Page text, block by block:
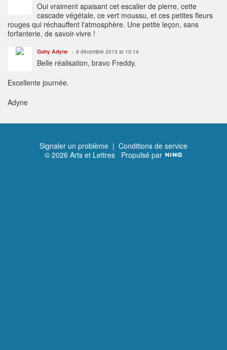
Oui vraiment apaisant cet escalier de pierre, cette
cascade végétale, ce vert moussu, et ces petites fleurs
rouges qui réchauffent l'atmosphère. Une petite leçon, sans
forfanterie, de savoir-vivre !
Gohy Adyne 9 décembre 2013 at 10:14
Belle réalisation, bravo Freddy.
Excellente journée.
Adyne
Signaler un problème | Conditions de service
© 2026 Arts et Lettres Propulsé par